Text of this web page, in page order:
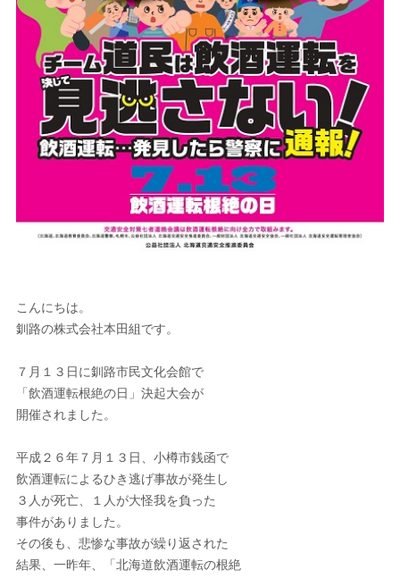
こんにちは。
釧路の株式会社本田組です。
７月１３日に釧路市民文化会館で
「飲酒運転根絶の日」決起大会が
開催されました。
平成２６年７月１３日、小樽市銭函で
飲酒運転によるひき逃げ事故が発生し
３人が死亡、１人が大怪我を負った
事件がありました。
その後も、悲惨な事故が繰り返された
結果、一昨年、「北海道飲酒運転の根絶